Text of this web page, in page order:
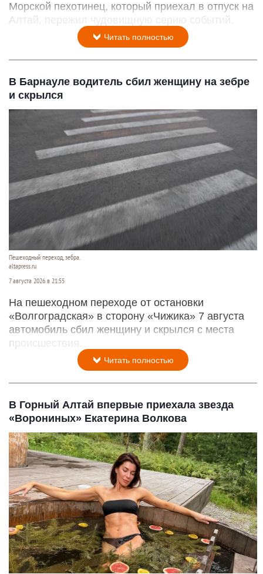
Морской пехотинец, который приехал в отпуск на
Алтай, пережил чудовищную серию событий.
Читать полностью
В Барнауле водитель сбил женщину на зебре
и скрылся
Пешеходный переход, зебра.
altapress.ru
7 августа 2026 в 21:55
На пешеходном переходе от остановки
«Волгоградская» в сторону «Чижика» 7 августа
автомобиль сбил женщину и скрылся с места
происшествия.
Читать полностью
В Горный Алтай впервые приехала звезда
«Ворониных» Екатерина Волкова